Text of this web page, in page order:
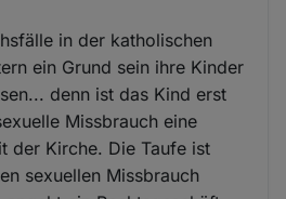
in der katholischen
ein Grund sein ihre Kinder
denn ist das Kind erst
Missbrauch eine
der Kirche. Die Taufe ist
sexuellen Missbrauch